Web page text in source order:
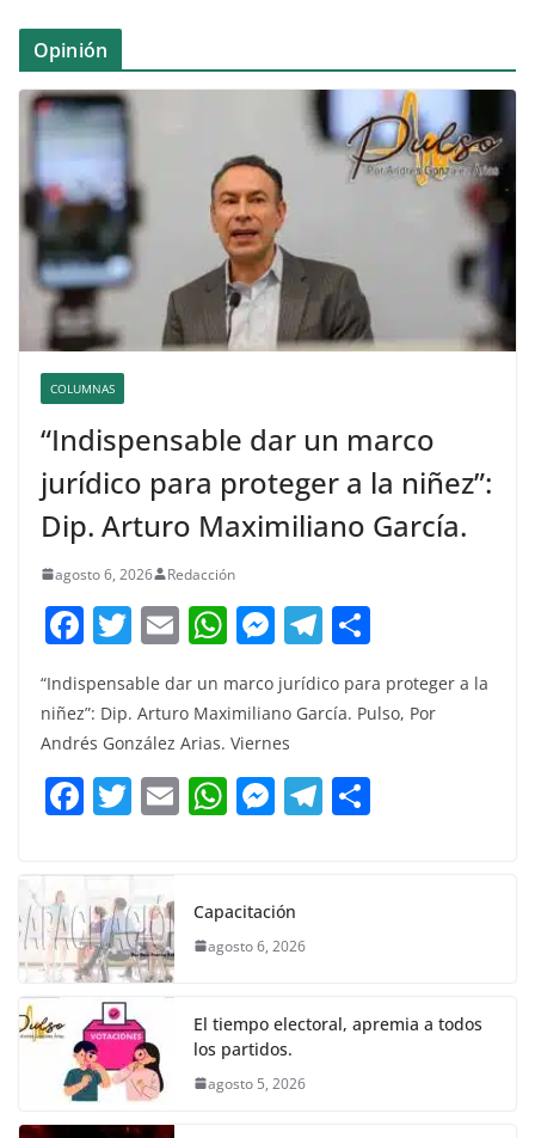
Opinión
COLUMNAS
“Indispensable dar un marco
jurídico para proteger a la niñez”:
Dip. Arturo Maximiliano García.
agosto 6, 2026 Redacción
F
c
e
b
o
k
T
w
itt
er
E
ai
l
W
at
s
A
p
M
e
ss
e
n
g
T
e
a
m
m
“Indispensable dar un marco jurídico para proteger a la
niñez”: Dip. Arturo Maximiliano García. Pulso, Por
Andrés González Arias. Viernes
F
c
e
b
o
o
k
T
itt
er
E W
s
A
p
M
e
n
er
T
Capacitación
agosto 6, 2026
El tiempo electoral, apremia a todos
los partidos.
agosto 5, 2026